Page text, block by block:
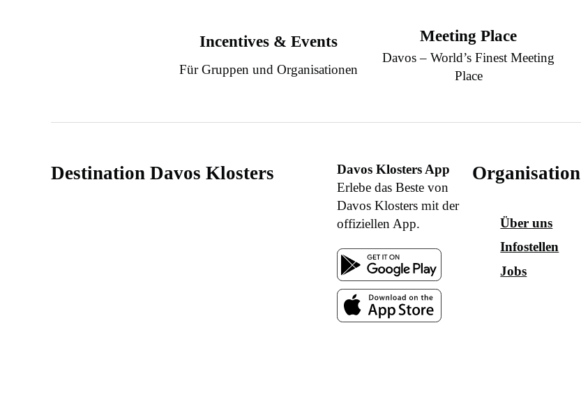
Incentives & Events
Für Gruppen und Organisationen
Meeting Place
Davos – World’s Finest Meeting
Place
Destination Davos Klosters
Davos Klosters App
Erlebe das Beste von
Davos Klosters mit der
offiziellen App.
Organisation
Über uns
Infostellen
Jobs